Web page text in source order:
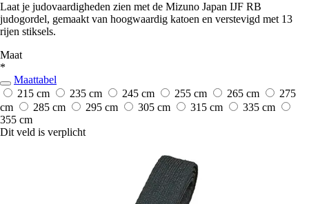
Laat je judovaardigheden zien met de Mizuno Japan IJF RB
judogordel, gemaakt van hoogwaardig katoen en verstevigd met 13
rijen stiksels.
Maat
*
Maattabel
215 cm
235 cm 245 cm 255 cm 265 cm
275
cm
285 cm 295 cm 305 cm 315 cm
335 cm
355 cm
Dit veld is verplicht